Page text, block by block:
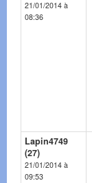
21/01/2014 à
08:36
Lapin4749
(27)
21/01/2014 à
09:53